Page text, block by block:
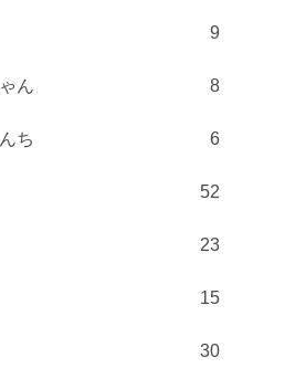
9
ん 8
ち 6
52
23
15
30